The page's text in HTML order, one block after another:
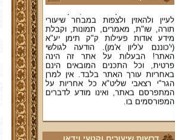
ושו"ת עולת יצחק ג"ח ועוד, וכן תוכלו
לעיין ולהאזין ולצפות במבחר שיעורי
תורה, שו"ת, מאמרים, תמונות, וקבלת
מידע אודות פעילות ק"ק תימן יע"א
(י'כוננם ע'ליון א'מן). הודעה לגולשי
האתר! הבעלות על אתר זה הינה
פרטית, וכל התכנים המובאים הינם
באחריות עורך האתר בלבד. אין למרן
הגר"י רצאבי שליט"א כל אחריות על
המתפרסם באתר, ואינו מודע לדברים
המפורסמים בו.
פניה נרגשת אל אחינו בני עדת תימן